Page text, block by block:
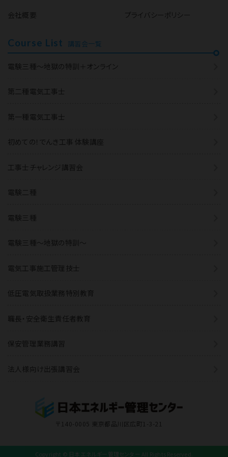
会社概要
プライバシーポリシー
Course List 講習会一覧
電験三種～地獄の特訓＋オンライン
第二種電気工事士
第一種電気工事士
初めての！でんき工事 体験講座
工事士チャレンジ講習会
電験二種
電験三種
電験三種〜地獄の特訓〜
電気工事施工管理技士
低圧電気取扱業務特別教育
職長・安全衛生責任者教育
保安管理業務講習
法人様向け出張講習会
〒140-0005 東京都品川区広町1-3-21
Copyright © 日本エネルギー管理センター All Rights Reserved.